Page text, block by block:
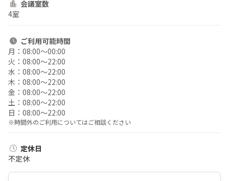
会議室数
4室
ご利用可能時間
月： 08:00〜00:00
火： 08:00〜22:00
水： 08:00〜22:00
木： 08:00〜22:00
金： 08:00〜22:00
土： 08:00〜22:00
日： 08:00〜22:00
※時間外のご利用についてはご相談ください
定休日
不定休